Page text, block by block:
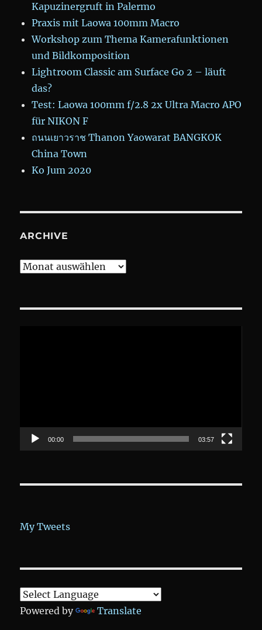
Kapuzinergruft in Palermo
Praxis mit Laowa 100mm Macro
Workshop zum Thema Kamerafunktionen
und Bildkomposition
Lightroom Classic am Surface Go 2 – läuft
das?
Test: Laowa 100mm f/2.8 2x Ultra Macro APO
für NIKON F
ถนนเยาวราช Thanon Yaowarat BANGKOK
China Town
Ko Jum 2020
ARCHIVE
Archive
00:00 03:57
My Tweets
Powered by Translate